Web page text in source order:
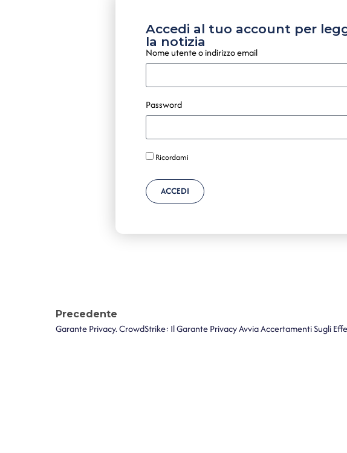
Accedi al tuo account per
la notizia
Nome utente o indirizzo email
Password
Ricordami
ACCEDI
Precedente